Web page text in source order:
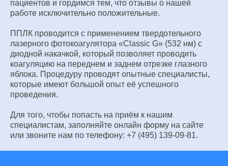
пациентов и гордимся тем, что отзывы о нашей
работе исключительно положительные.
ППЛК проводится с применением твердотельного
лазерного фотокоагулятора «Classic G» (532 нм) с
диодной накачкой, который позволяет проводить
коагуляцию на переднем и заднем отрезке глазного
яблока. Процедуру проводят опытные специалисты,
которые имеют большой опыт её успешного
проведения.
Для того, чтобы попасть на приём к нашим
специалистам, заполняйте онлайн форму на сайте
или звоните нам по телефону: +7 (495) 139-09-81.